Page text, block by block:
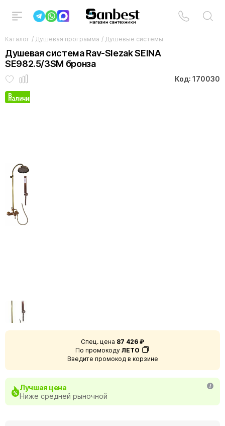
Каталог / Душевая программа / Душевые системы
Душевая система Rav-Slezak SEINA
SE982.5/3SM бронза
Код: 170030
В
наличии
Спец. цена 87 426 ₽
По промокоду ЛЕТО
Введите промокод в корзине
Лучшая цена
Ниже средней рыночной